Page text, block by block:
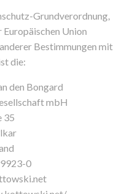
Grundverordnung,
Union
Bestimmungen mit
die:
den Bongard
mbH
35
0